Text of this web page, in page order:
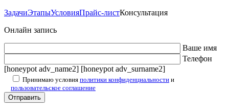
ЗадачиЭтапыУсловияПрайс-листКонсультация
Онлайн запись
Ваше имя
Телефон
[honeypot adv_name2] [honeypot adv_surname2]
Принимаю условия политики конфиденциальности и
пользовательское соглашение